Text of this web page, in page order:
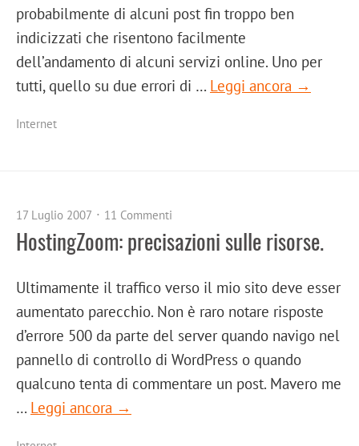
probabilmente di alcuni post fin troppo ben
indicizzati che risentono facilmente
dell’andamento di alcuni servizi online. Uno per
tutti, quello su due errori di … Leggi ancora →
Internet
17 Luglio 2007 11 Commenti
HostingZoom: precisazioni sulle risorse.
Ultimamente il traffico verso il mio sito deve esser
aumentato parecchio. Non è raro notare risposte
d’errore 500 da parte del server quando navigo nel
pannello di controllo di WordPress o quando
qualcuno tenta di commentare un post. Mavero me
… Leggi ancora →